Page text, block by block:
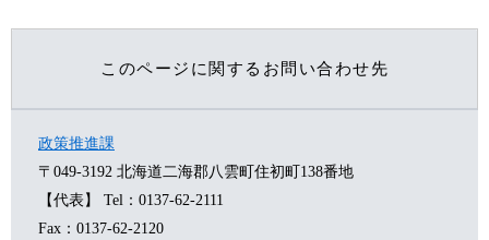
このページに関するお問い合わせ先
政策推進課
〒049-3192 北海道二海郡八雲町住初町138番地
【代表】
Tel：0137-62-2111
Fax：0137-62-2120